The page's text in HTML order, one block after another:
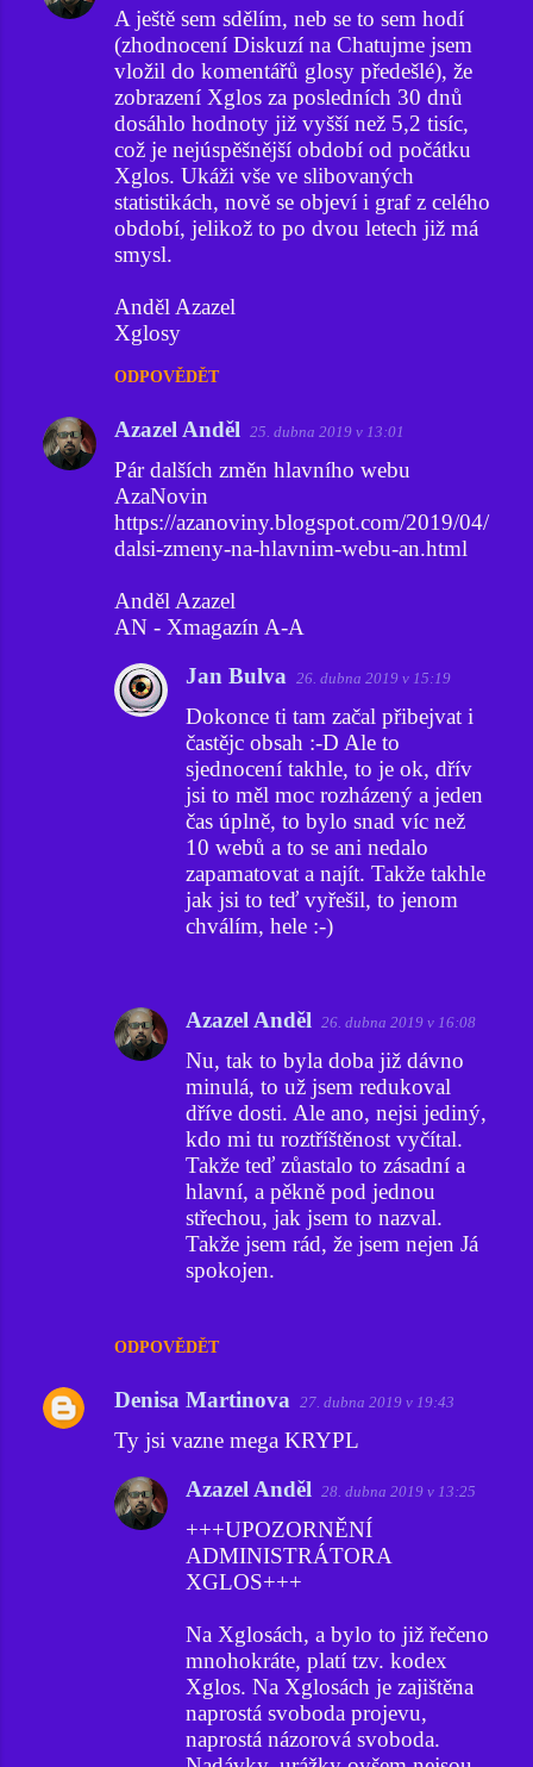
A ještě sem sdělím, neb se to sem hodí
(zhodnocení Diskuzí na Chatujme jsem
vložil do komentářů glosy předešlé), že
zobrazení Xglos za posledních 30 dnů
dosáhlo hodnoty již vyšší než 5,2 tisíc,
což je nejúspěšnější období od počátku
Xglos. Ukáži vše ve slibovaných
statistikách, nově se objeví i graf z celého
období, jelikož to po dvou letech již má
smysl.
Anděl Azazel
Xglosy
ODPOVĚDĚT
Azazel Anděl 25. dubna 2019 v 13:01
Pár dalších změn hlavního webu
AzaNovin
https://azanoviny.blogspot.com/2019/04/
dalsi-zmeny-na-hlavnim-webu-an.html
Anděl Azazel
AN - Xmagazín A-A
ODPOVĚDĚT
Jan Bulva 26. dubna 2019 v 15:19
Dokonce ti tam začal přibejvat i
častějc obsah :-D Ale to
sjednocení takhle, to je ok, dřív
jsi to měl moc rozházený a jeden
čas úplně, to bylo snad víc než
10 webů a to se ani nedalo
zapamatovat a najít. Takže takhle
jak jsi to teď vyřešil, to jenom
chválím, hele :-)
Azazel Anděl 26. dubna 2019 v 16:08
Nu, tak to byla doba již dávno
minulá, to už jsem redukoval
dříve dosti. Ale ano, nejsi jediný,
kdo mi tu roztříštěnost vyčítal.
Takže teď zůastalo to zásadní a
hlavní, a pěkně pod jednou
střechou, jak jsem to nazval.
Takže jsem rád, že jsem nejen Já
spokojen.
Denisa Martinova 27. dubna 2019 v 19:43
Ty jsi vazne mega KRYPL
Azazel Anděl 28. dubna 2019 v 13:25
+++UPOZORNĚNÍ
ADMINISTRÁTORA
XGLOS+++
Na Xglosách, a bylo to již řečeno
mnohokráte, platí tzv. kodex
Xglos. Na Xglosách je zajištěna
naprostá svoboda projevu,
naprostá názorová svoboda.